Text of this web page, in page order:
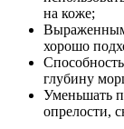
на коже;
хорошо
глубину
Уменьшать
опрелости,